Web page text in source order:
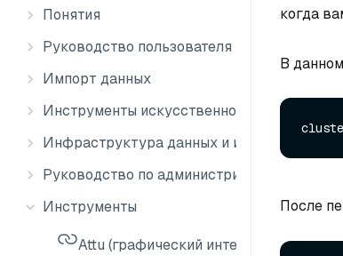
Понятия
Руководство пользователя
Импорт данных
Инструменты искусственного интеллекта
Инфраструктура данных и интеграция
Руководство по администрированию
Инструменты
Attu (графический интерфейс Milvus)
когда
В
После